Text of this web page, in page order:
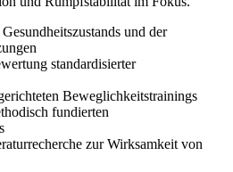
und der
standardisierter
Beweglichkeitstrainings
fundierten
zur Wirksamkeit von